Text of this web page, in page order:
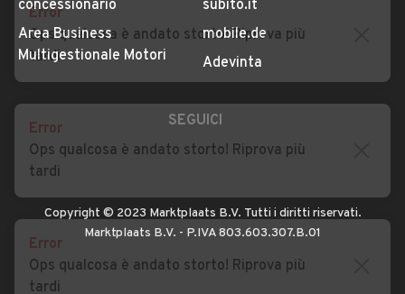
Registrazione
concessionario
Area Business
DI ADEVINTA
subito.it
mobile.de
SEGUICI
Copyright © 2023 Marktplaats B.V. Tutti i diritti riservati.
Marktplaats B.V. - P.IVA 803.603.307.B.01
Error
Ops qualcosa è andato storto! Riprova più
tardi
Error
Ops qualcosa è andato storto! Riprova più
tardi
Error
Ops qualcosa è andato storto! Riprova più
tardi